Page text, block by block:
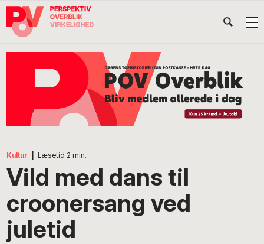
Gå
direkte
Skip
indhold
Gå
direkte
Kultur Læsetid 2 min.
Vild med dans til
croonersang ved
juletid